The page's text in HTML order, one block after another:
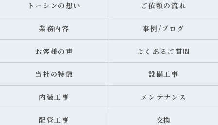
トーシンの想い ご依頼の流れ
業務内容 事例/ブログ
お客様の声 よくあるご質問
当社の特徴 設備工事
内装工事 メンテナンス
配管工事 交換